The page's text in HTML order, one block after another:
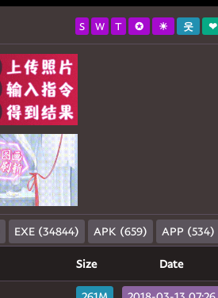
S W T ✪ ☀ 웃 ❤
EXE (34844) APK (659) APP (534)
Size Date